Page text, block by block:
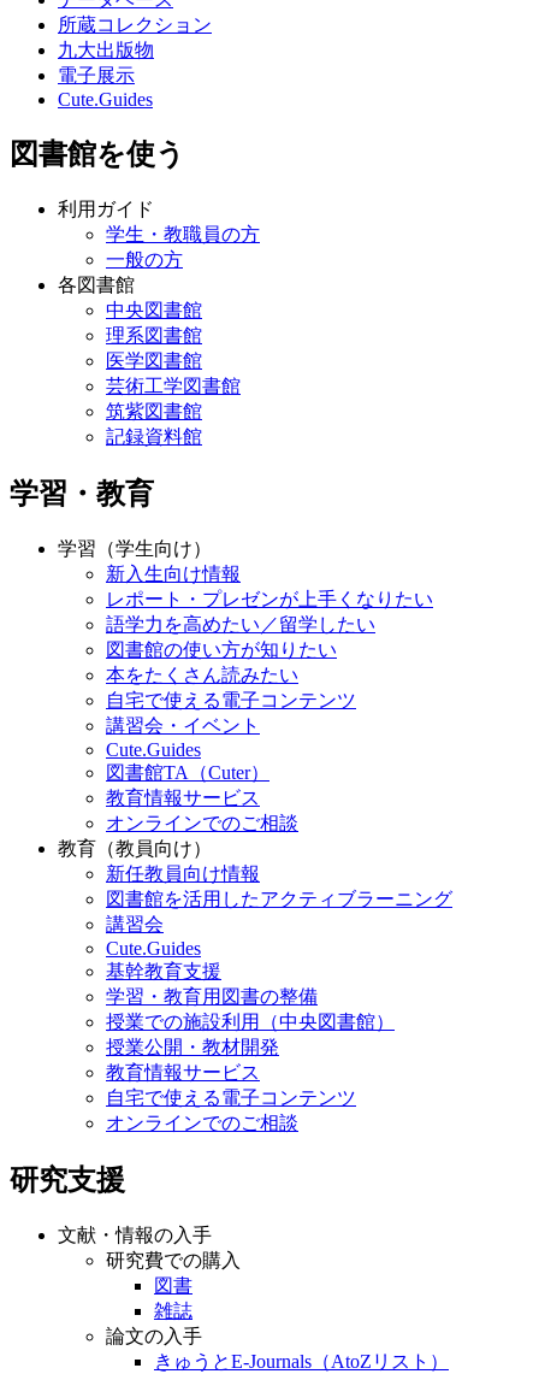
所蔵コレクション
九大出版物
電子展示
Cute.Guides
図書館を使う
利用ガイド
学生・教職員の方
一般の方
各図書館
中央図書館
理系図書館
医学図書館
芸術工学図書館
筑紫図書館
記録資料館
学習・教育
学習（学生向け）
新入生向け情報
レポート・プレゼンが上手くなりたい
語学力を高めたい／留学したい
図書館の使い方が知りたい
本をたくさん読みたい
自宅で使える電子コンテンツ
講習会・イベント
Cute.Guides
図書館TA（Cuter）
教育情報サービス
オンラインでのご相談
教育（教員向け）
新任教員向け情報
図書館を活用したアクティブラーニング
講習会
Cute.Guides
基幹教育支援
学習・教育用図書の整備
授業での施設利用（中央図書館）
授業公開・教材開発
教育情報サービス
自宅で使える電子コンテンツ
オンラインでのご相談
研究支援
文献・情報の入手
研究費での購入
図書
雑誌
論文の入手
きゅうとE-Journals（AtoZリスト）